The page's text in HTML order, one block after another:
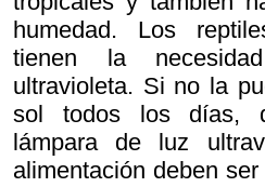
humedad. Los
tienen la
ultravioleta. Si no la
sol todos los días,
lámpara de luz
alimentación deben